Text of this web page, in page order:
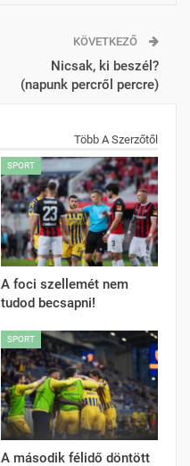
KÖVETKEZŐ
Nicsak, ki beszél?
(napunk percről percre)
Több A Szerzőtől
SPORT
A foci szellemét nem
tudod becsapni!
SPORT
A második félidő döntött